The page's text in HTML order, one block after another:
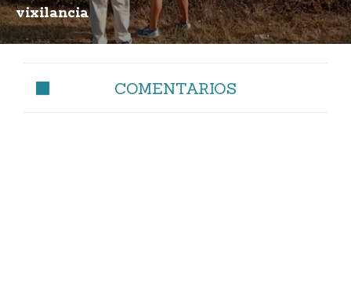
vixilancia
COMENTARIOS